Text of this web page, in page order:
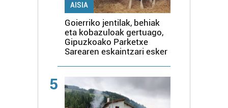
AISIA
Goierriko jentilak, behiak
eta kobazuloak gertuago,
Gipuzkoako Parketxe
Sarearen eskaintzari esker
5